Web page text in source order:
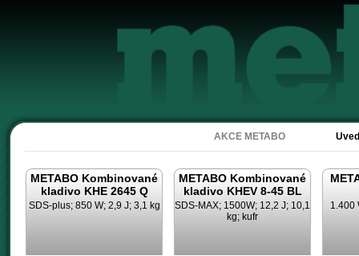
AKCE METABO
METABO Kombinované
kladivo KHE 2645 Q
SDS-plus; 850 W; 2,9 J; 3,1 kg
METABO Kombinované
kladivo KHEV 8-45 BL
SDS-MAX; 1500W; 12,2 J; 10,1
kg; kufr
1.400